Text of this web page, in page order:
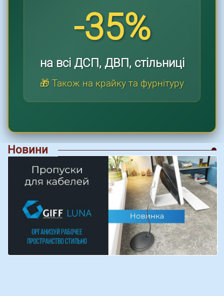
-35%
на всі ДСП, ДВП, стільниці
🎁 Також на крайку та фурнітуру
Новини